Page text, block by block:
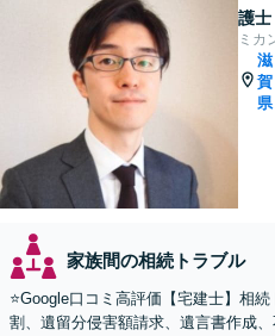
護士
ミカ
滋
賀
県
家族間の相続トラブル
⭐️Google口コミ高評価【宅建士】相
割、遺留分侵害額請求、遺言書作成